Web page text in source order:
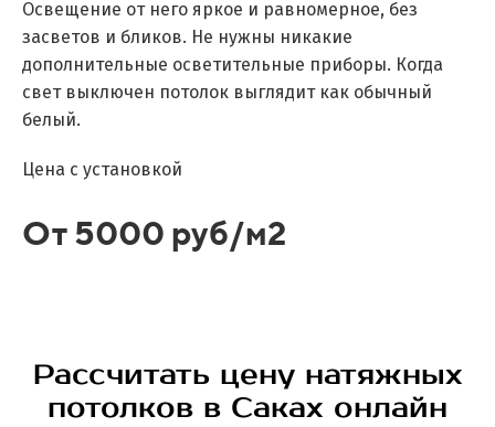
Освещение от него яркое и равномерное, без
засветов и бликов. Не нужны никакие
дополнительные осветительные приборы. Когда
свет выключен потолок выглядит как обычный
белый.
Цена с установкой
От 5000 руб/м2
Рассчитать цену натяжных
потолков в Саках онлайн